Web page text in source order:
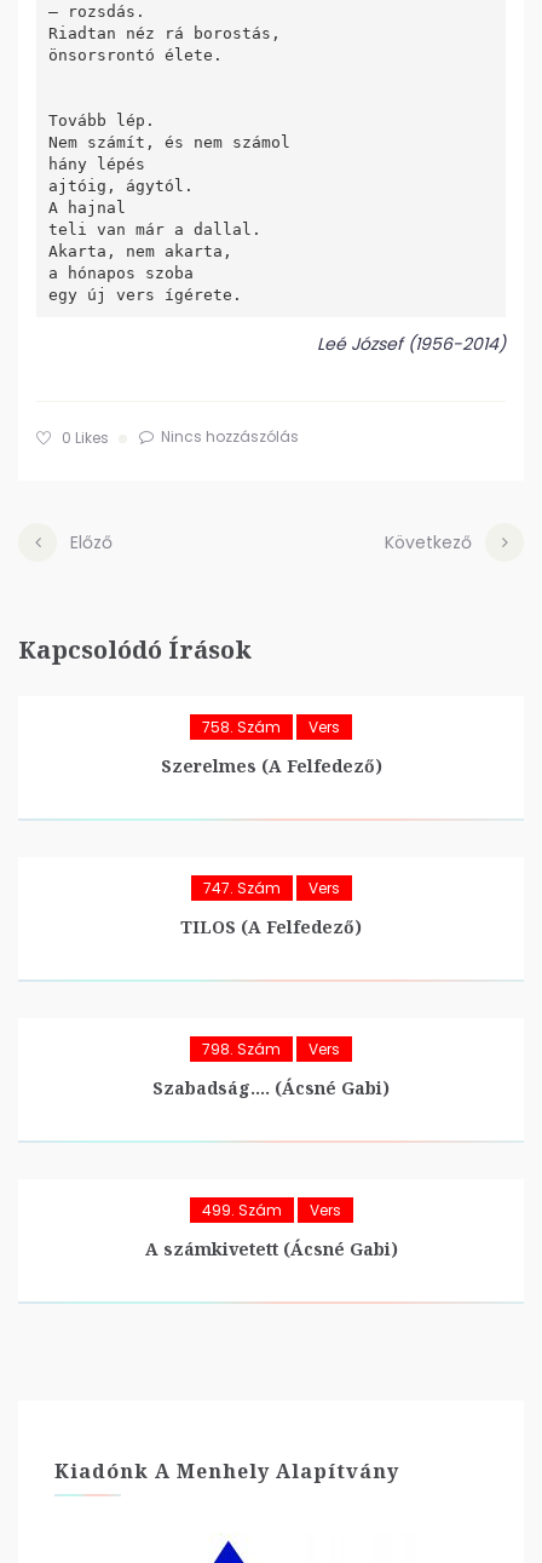
– rozsdás.
Riadtan néz rá borostás,
önsorsrontó élete.
Tovább lép.
Nem számít, és nem számol
hány lépés
ajtóig, ágytól.
A hajnal
teli van már a dallal.
Akarta, nem akarta,
a hónapos szoba
egy új vers ígérete.
Leé József (1956-2014)
0 Likes Nincs hozzászólás
Előző Következő
Kapcsolódó Írások
758. Szám Vers
Szerelmes (A Felfedező)
747. Szám Vers
TILOS (A Felfedező)
798. Szám Vers
Szabadság…. (Ácsné Gabi)
499. Szám Vers
A számkivetett (Ácsné Gabi)
Kiadónk A Menhely Alapítvány